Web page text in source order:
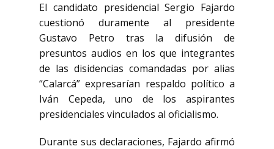
El candidato presidencialSergio Fajardo
cuestionó duramente al presidente
Gustavo Petro tras la difusión de
presuntos audios en los que integrantes
de las disidencias comandadas por alias
“Calarcá” expresarían respaldo político a
Iván Cepeda, uno de los aspirantes
presidenciales vinculados al oficialismo.
Durante sus declaraciones, Fajardo afirmó